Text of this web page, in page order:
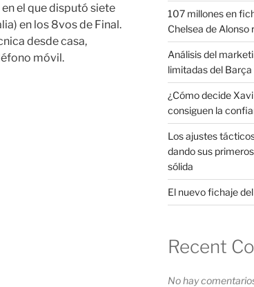
el que disputó siete
en los 8vos de Final.
desde casa,
móvil.
107 millones en
Chelsea de
Análisis del
limitadas del
¿Cómo decide
consiguen la
Los ajustes
dando sus
sólida
El nuevo fichaje
Recent
No hay